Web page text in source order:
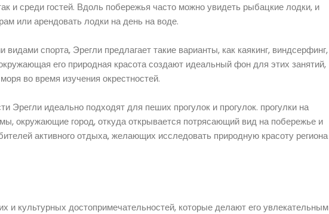
и среди гостей. Вдоль побережья часто можно увидеть рыбацкие лодки, и
или арендовать лодки на день на воде.
спорта, Эрегли предлагает такие варианты, как каякинг, виндсерфинг,
его природная красота создают идеальный фон для этих занятий,
во время изучения окрестностей.
Эрегли идеально подходят для пеших прогулок и прогулок. прогулки на
окружающие город, откуда открывается потрясающий вид на побережье и
активного отдыха, желающих исследовать природную красоту региона
и культурных достопримечательностей, которые делают его увлекательным